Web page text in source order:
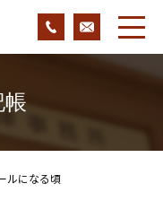
帳
ルになる頃